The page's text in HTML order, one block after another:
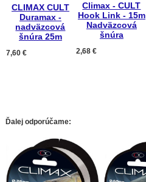
CLIMAX CULT
Duramax -
nadväzcová
šnúra 25m
7,60 €
Climax - CULT
Hook Link - 15m
Nadväzcová
šnúra
2,68 €
Ďalej odporúčame: